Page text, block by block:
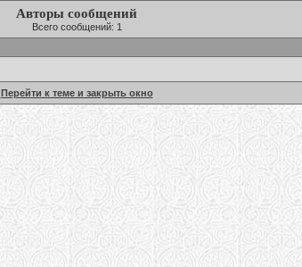
Авторы сообщений
Всего сообщений: 1
Перейти к теме и закрыть окно